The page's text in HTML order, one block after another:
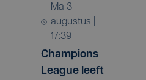
ma 3
augustus |
17:39
Champions
League leeft